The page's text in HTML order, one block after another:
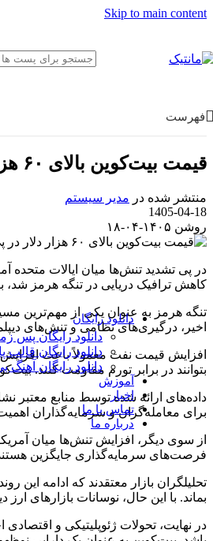
Skip to main content
فهرست
قالب سایت
موکاپ
آیکون
پوستر و تبلیغات
کاراکتر
قالب وب‌سایت
قالب‌ سایت
قالب پنل ادمین
UI/UX
فیگما
Canva
دانلود رایگان
دانلود رایگان پس
دانلود رایگان قالب‌
دانلود رایگان آهنگ
آموزش
اخبار
تماس با ما
درباره ما
قیمت بیت‌کوین بالای ۶۰ هزار دلار در پی تنش‌های جدید میان آمریکا و ایران
منتشر شده در مدیر سیستم
1405-04-18
روشن ۱۴۰۵-۰۴-۱۸
کاهش ترافیک دریایی در تنگه هرمز شد،
تنگه هرمز به عنوان یکی از مهم‌ترین
اخیر، درگیری‌های نظامی و تنش‌های
افزایش قیمت نفت معمولاً باعث افزایش
بتوانند در برابر تورم مقاومت کنند.
برای معامله‌گران و سرمایه‌گذاران
از سوی دیگر، افزایش تنش‌ها میان
فرصت‌های سرمایه‌گذاری جایگزین
تحلیلگران بازار معتقدند که ادامه این
بماند. با این حال، نوسانات بازارهای
در نهایت، تحولات ژئوپلیتیکی و